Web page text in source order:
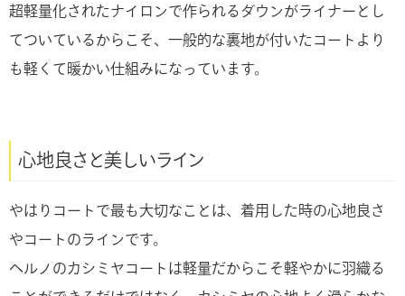
超軽量化されたナイロンで作られるダウンがライナーとし
てついているからこそ、一般的な裏地が付いたコートより
も軽くて暖かい仕組みになっています。
心地良さと美しいライン
やはりコートで最も大切なことは、着用した時の心地良さ
やコートのラインです。
ヘルノのカシミヤコートは軽量だからこそ軽やかに羽織る